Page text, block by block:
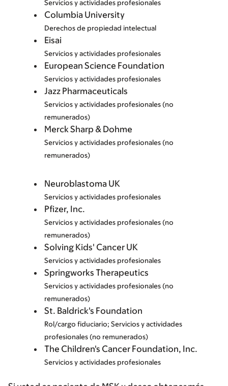
Servicios y actividades profesionales
Columbia University
Derechos de propiedad intelectual
Eisai
Servicios y actividades profesionales
European Science Foundation
Servicios y actividades profesionales
Jazz Pharmaceuticals
Servicios y actividades profesionales (no
remunerados)
Merck Sharp & Dohme
Servicios y actividades profesionales (no
remunerados)
Neuroblastoma UK
Servicios y actividades profesionales
Pfizer, Inc.
Servicios y actividades profesionales (no
remunerados)
Solving Kids' Cancer UK
Servicios y actividades profesionales
Springworks Therapeutics
Servicios y actividades profesionales (no
remunerados)
St. Baldrick's Foundation
Rol/cargo fiduciario; Servicios y actividades
profesionales (no remunerados)
The Children's Cancer Foundation, Inc.
Servicios y actividades profesionales